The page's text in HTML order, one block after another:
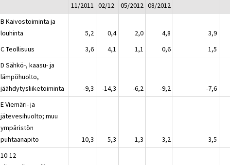
11/2011 02/12
05/2012 08/2012
B Kaivostoiminta ja
louhinta
5,2 0,4 2,0 4,8 3,9
C Teollisuus
3,6 4,1 1,1 0,6 1,5
D Sähkö-, kaasu- ja
lämpöhuolto,
jäähdytysliiketoiminta
-9,3 -14,3 -6,2 -9,2 -7,6
E Viemäri- ja
jätevesihuolto; muu
ympäristön
puhtaanapito
10,3 5,3 1,3 3,2 3,5
10-12